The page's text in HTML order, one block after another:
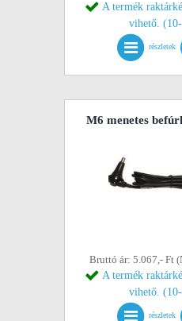
A termék
vihető.
részletek
M6 menetes
Bruttó ár: 5.067,- Ft
A termék
vihető.
részletek